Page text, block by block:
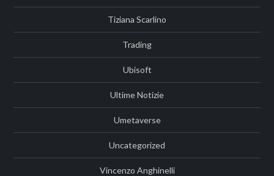
Tiziana Scarlino
Trading
Ubisoft
Ultime Notizie
Umetaverse
Uncategorized
Vincenzo Anghinelli